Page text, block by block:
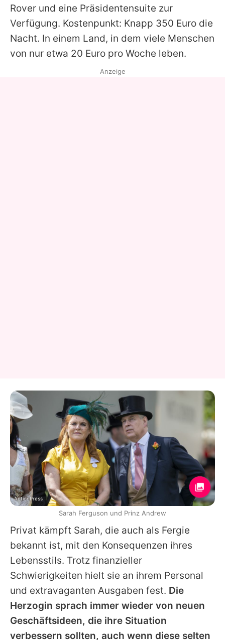
Rover und eine Präsidentensuite zur
Verfügung. Kostenpunkt: Knapp 350 Euro die
Nacht. In einem Land, in dem viele Menschen
von nur etwa 20 Euro pro Woche leben.
Privat kämpft Sarah, die auch als Fergie
bekannt ist, mit den Konsequenzen ihres
Lebensstils. Trotz finanzieller
Schwierigkeiten hielt sie an ihrem Personal
und extravaganten Ausgaben fest. Die
Herzogin sprach immer wieder von neuen
Geschäftsideen, die ihre Situation
verbessern sollten, auch wenn diese selten
Anzeige
ActionPress
Sarah Ferguson und Prinz Andrew